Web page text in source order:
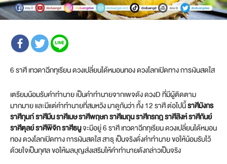
6 ราศี เทวดาฉีกทุเรียน ดวงเปลี่ยนได้หมอนทอง ดวงโลกเปิดทาง การเงินสดใส
เตรียมน้อมรับคำทำนาย เป็นคำทำนายจากเพจดัง ดวงD ที่มีผู้ติดตาม
มากมาย และมีแต่คำทำนายที่สมหวัง มาดูกันว่า ทั้ง 12 ราศี ต่อไปนี้ราศีมังกร
ราศีกุมภ์ ราศีมีน ราศีเมษ ราศีพฤษภ ราศีเมถุน ราศีกรกฎ ราศีสิงห์ ราศีกันย์
ราศีตุลย์ ราศีพิจิก ราศีธนูจะมีอยู่ 6 ราศี เทวดาฉีกทุเรียน ดวงเปลี่ยนได้หมอน
ทอง ดวงโลกเปิดทาง การเงินสดใส สาธุ เป็นจริงดั่งคำทำนาย ขอให้น้อมรับไว้
ด้วยใจเป็นกุศล ขอให้ผลบุญส่งเสริมให้คำทำนายดังกล่าวเป็นจริง